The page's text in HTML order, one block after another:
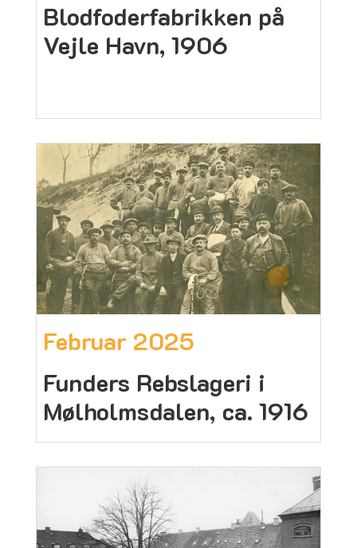
Blodfoderfabrikken på
Vejle Havn, 1906
Februar 2025
Funders Rebslageri i
Mølholmsdalen, ca. 1916